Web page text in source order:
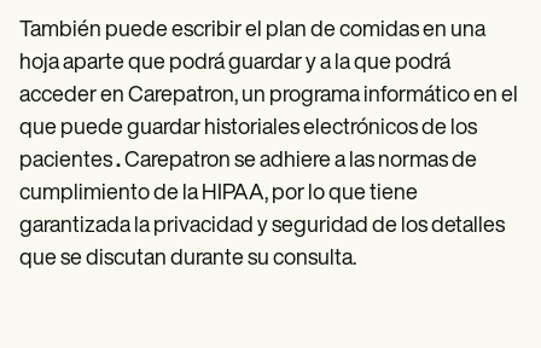
También puede escribir el plan de comidas en una
hoja aparte que podrá guardar y a la que podrá
acceder en Carepatron, un programa informático en el
que puede guardar historiales electrónicos de los
pacientes.Carepatron se adhiere a las normas de
cumplimiento de la HIPAA, por lo que tiene
garantizada la privacidad y seguridad de los detalles
que se discutan durante su consulta.